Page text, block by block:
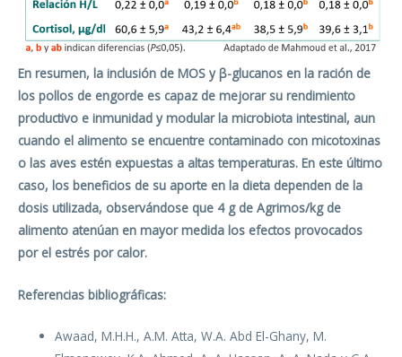
En resumen, la inclusión de MOS y β-glucanos en la ración de
los pollos de engorde es capaz de mejorar su rendimiento
productivo e inmunidad y modular la microbiota intestinal, aun
cuando el alimento se encuentre contaminado con micotoxinas
o las aves estén expuestas a altas temperaturas. En este último
caso, los beneficios de su aporte en la dieta dependen de la
dosis utilizada, observándose que 4 g de Agrimos/kg de
alimento atenúan en mayor medida los efectos provocados
por el estrés por calor.
Referencias bibliográficas:
Awaad, M.H.H., A.M. Atta, W.A. Abd El-Ghany, M.